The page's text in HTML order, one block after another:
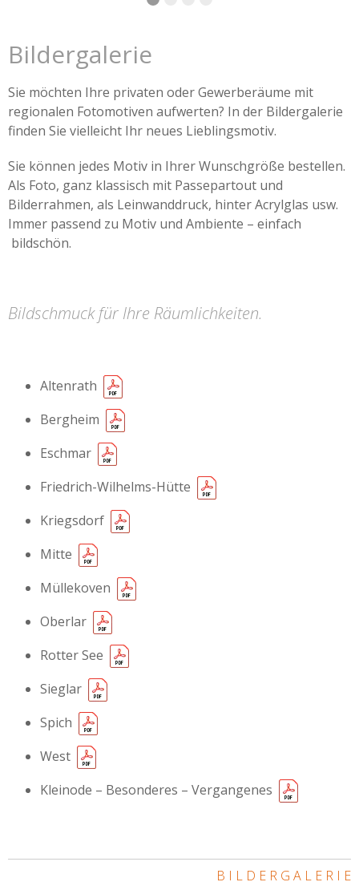
Bildergalerie
Sie möchten Ihre privaten oder Gewerberäume mit
regionalen Fotomotiven aufwerten? In der Bildergalerie
finden Sie vielleicht Ihr neues Lieblingsmotiv.
Sie können jedes Motiv in Ihrer Wunschgröße bestellen.
Als Foto, ganz klassisch mit Passepartout und
Bilderrahmen, als Leinwanddruck, hinter Acrylglas usw.
Immer passend zu Motiv und Ambiente – einfach
bildschön.
Bildschmuck für Ihre Räumlichkeiten.
Altenrath
Bergheim
Eschmar
Friedrich-Wilhelms-Hütte
Kriegsdorf
Mitte
Müllekoven
Oberlar
Rotter See
Sieglar
Spich
West
Kleinode – Besonderes – Vergangenes
B I L D E R G A L E R I E